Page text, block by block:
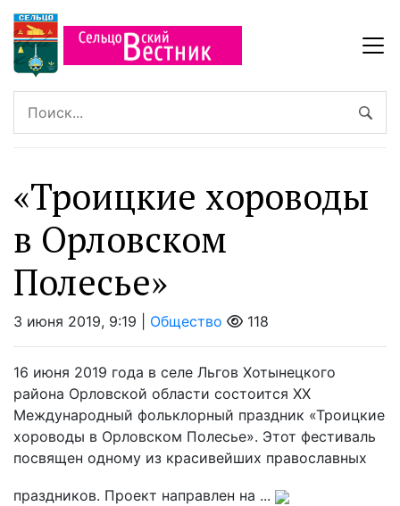
«Троицкие хороводы
в Орловском
Полесье»
3 июня 2019, 9:19 | Общество 118
16 июня 2019 года в селе Льгов Хотынецкого
района Орловской области состоится XX
Международный фольклорный праздник «Троицкие
хороводы в Орловском Полесье». Этот фестиваль
посвящен одному из красивейших православных
праздников. Проект направлен на ...